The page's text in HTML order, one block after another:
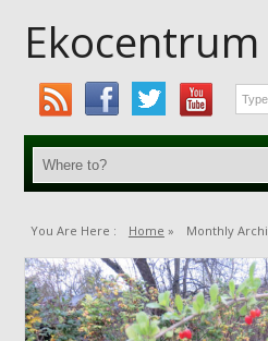
Ekocentrum
You Are Here : Home » Monthly